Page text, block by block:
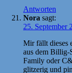
Antworten
Nora sagt:
25. September
Mir fällt dieses
aus dem Billig-
Family oder
glitzerig und